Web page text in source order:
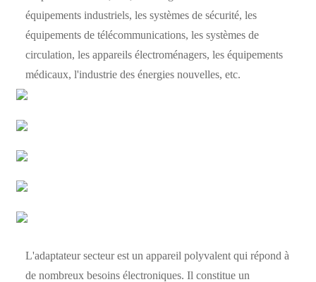
équipements industriels, les systèmes de sécurité, les
équipements de télécommunications, les systèmes de
circulation, les appareils électroménagers, les équipements
médicaux, l'industrie des énergies nouvelles, etc.
L'adaptateur secteur est un appareil polyvalent qui répond à
de nombreux besoins électroniques. Il constitue un